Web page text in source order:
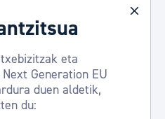
eta
Generation EU
duen aldetik,
du: